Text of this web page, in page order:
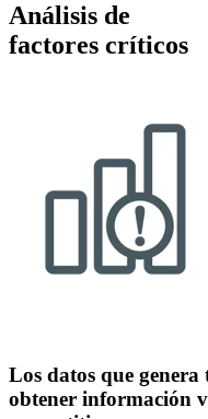
Análisis de
factores críticos
Los datos que genera
obtener información